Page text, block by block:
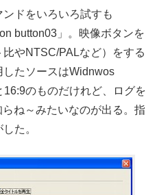
ドをいろいろ試すも
button03」。映像ボタンを
やNTSC/PALなど）をする
たソースはWidnwos
のものだけれど、ログを
ね～みたいなのが出る。指
た。